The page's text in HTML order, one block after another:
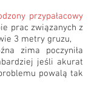
przypałacowy
prac związanych z
3 metry gruzu,
zima poczyniła
jeśli akurat
powalą tak